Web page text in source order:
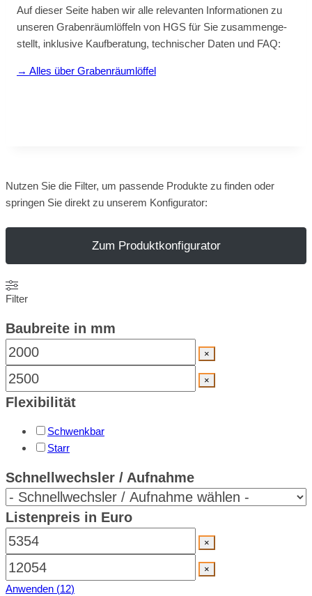
Auf die­ser Sei­te ha­ben wir alle re­le­van­ten In­for­ma­tio­nen zu
un­se­ren Gra­ben­räum­löf­feln von HGS für Sie zu­sam­men­ge­
stellt, in­klu­si­ve Kauf­be­ra­tung, tech­ni­scher Da­ten und FAQ:
→ Al­les über Gra­ben­räum­löf­fel
Nutzen Sie die Filter, um passende Produkte zu finden oder
springen Sie direkt zu unserem Konfigurator:
Zum Produktkonfigurator
Filter
Baubreite in mm
×
×
Flexibilität
Schwenkbar
Starr
Schnellwechsler / Aufnahme
Listenpreis in Euro
×
×
Anwenden (12)